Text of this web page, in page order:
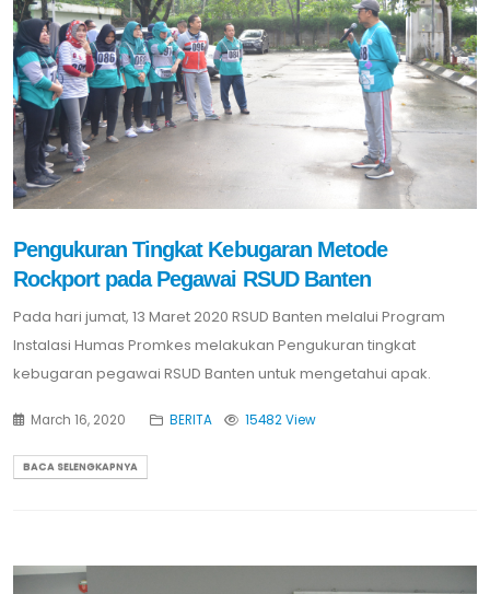
Pengukuran Tingkat Kebugaran Metode
Rockport pada Pegawai RSUD Banten
Pada hari jumat, 13 Maret 2020 RSUD Banten melalui Program
Instalasi Humas Promkes melakukan Pengukuran tingkat
kebugaran pegawai RSUD Banten untuk mengetahui apak.
March 16, 2020 BERITA 15482 View
BACA SELENGKAPNYA